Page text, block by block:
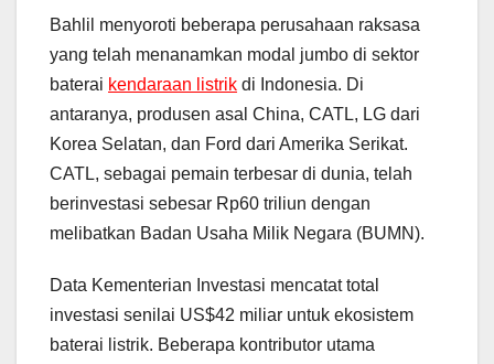
Bahlil menyoroti beberapa perusahaan raksasa
yang telah menanamkan modal jumbo di sektor
baterai kendaraan listrik di Indonesia. Di
antaranya, produsen asal China, CATL, LG dari
Korea Selatan, dan Ford dari Amerika Serikat.
CATL, sebagai pemain terbesar di dunia, telah
berinvestasi sebesar Rp60 triliun dengan
melibatkan Badan Usaha Milik Negara (BUMN).
Data Kementerian Investasi mencatat total
investasi senilai US$42 miliar untuk ekosistem
baterai listrik. Beberapa kontributor utama